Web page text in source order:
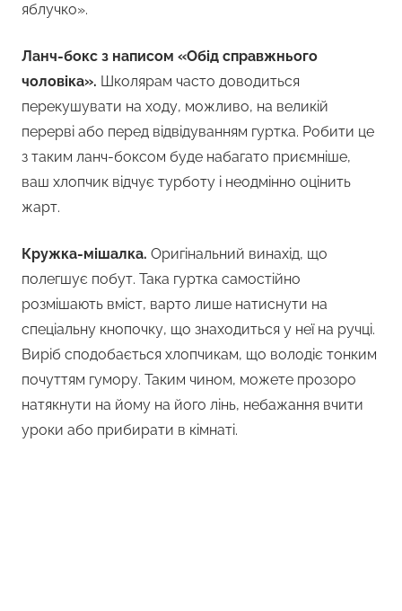
яблучко».
Ланч-бокс з написом «Обід справжнього
чоловіка». Школярам часто доводиться
перекушувати на ходу, можливо, на великій
перерві або перед відвідуванням гуртка. Робити це
з таким ланч-боксом буде набагато приємніше,
ваш хлопчик відчує турботу і неодмінно оцінить
жарт.
Кружка-мішалка. Оригінальний винахід, що
полегшує побут. Така гуртка самостійно
розмішають вміст, варто лише натиснути на
спеціальну кнопочку, що знаходиться у неї на ручці.
Виріб сподобається хлопчикам, що володіє тонким
почуттям гумору. Таким чином, можете прозоро
натякнути на йому на його лінь, небажання вчити
уроки або прибирати в кімнаті.